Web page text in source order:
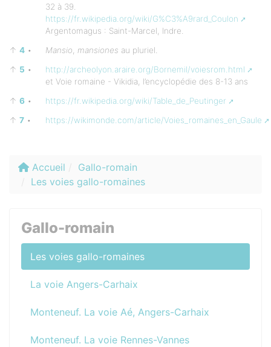
32 à 39.
https://fr.wikipedia.org/wiki/G%C3%A9rard_Coulon
Argentomagus : Saint-Marcel, Indre.
↑ 4 • Mansio, mansiones au pluriel.
↑ 5 •
http://archeolyon.araire.org/Bornemil/voiesrom.html
et Voie romaine - Vikidia, l’encyclopédie des 8-13 ans
↑ 6 •
https://fr.wikipedia.org/wiki/Table_de_Peutinger
↑ 7 • https://wikimonde.com/article/Voies_romaines_en_Gaule
Accueil
Gallo-romain
Les voies gallo-romaines
Gallo-romain
Les voies gallo-romaines
La voie Angers-Carhaix
Monteneuf. La voie Aé, Angers-Carhaix
Monteneuf. La voie Rennes-Vannes